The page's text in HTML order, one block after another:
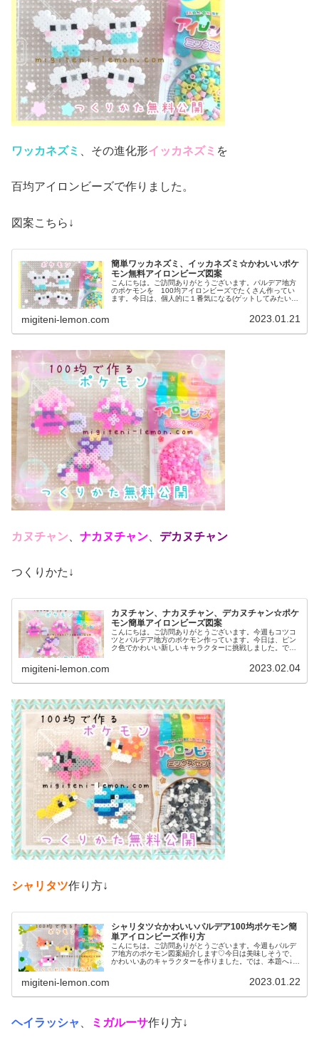
ワッカネズミ 、その進化形イッカネズミ を
百均アイロンビーズで作りました。
図案こちら↓
簡単ワッカネズミ、イッカネズミ☆かわいいポケ
モン無料アイロンビーズ図案
こんにちは。ご訪問ありがとうございます。パルデア地方
のポケモンを 100均アイロンビーズでたくさん作ってい
ます。今日は、個人的に１番気になる(ゲットしてみたい)
migiteni-lemon.com 2023.01.21
カヌチャン ナカヌチャン デカヌチャン
つくりかた↓
カヌチャン、ナカヌチャン、デカヌチャン☆ポケ
モン簡単アイロンビーズ図案
こんにちは。ご訪問ありがとうございます。今週もコツコ
ツとパルデア地方のポケモン作っています。今日は、ピン
ク色でかわいい新しいキャラクターに挑戦しました。で
migiteni-lemon.com 2023.02.04
シャリタツ作り方↓
シャリタツ☆かわいいパルデア100均ポケモン簡
単アイロンビーズ作り方
こんにちは。ご訪問ありがとうございます。今週もパルデ
ア地方のポケモン図案紹介します♡今日は美味しそうで、
かわいいあのキャラクターを作りました。では、本題へ↓今
migiteni-lemon.com 2023.01.22
ヘイラッシャ ミガルーサ作り方↓